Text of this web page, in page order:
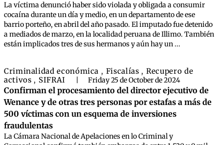
La víctima denunció haber sido violada y obligada a consumir
cocaína durante un día y medio, en un departamento de ese
barrio porteño, en abril del año pasado. El imputado fue detenido
a mediados de marzo, en la localidad peruana de Illimo. También
están implicados tres de sus hermanos y aún hay un ...
Criminalidad económica , Fiscalías , Recupero de
activos , SIFRAI Friday 25 de October de 2024
Confirman el procesamiento del director ejecutivo de
Wenance y de otras tres personas por estafas a más de
500 víctimas con un esquema de inversiones
fraudulentas
La Cámara Nacional de Apelaciones en lo Criminal y